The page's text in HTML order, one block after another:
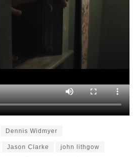
Dennis Widmyer
Jason Clarke john lithgow